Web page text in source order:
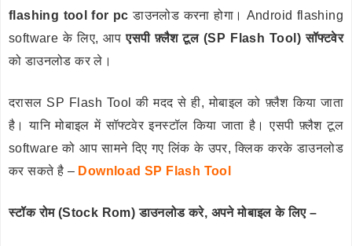
flashing tool for pc डाउनलोड करना होगा। Android flashing
software के लिए, आपएसपी फ़्लैश टूल (SP Flash Tool) सॉफ्टवेर
को डाउनलोड कर ले।
दरासल SP Flash Tool की मदद से ही, मोबाइल को फ़्लैश किया जाता
है। यानि मोबाइल में सॉफ्टवेर इनस्टॉल किया जाता है। एसपी फ़्लैश टूल
software को आप सामने दिए गए लिंक के उपर, क्लिक करके डाउनलोड
कर सकते है – Download SP Flash Tool
स्टॉक रोम (Stock Rom) डाउनलोड करे, अपने मोबाइल के लिए –